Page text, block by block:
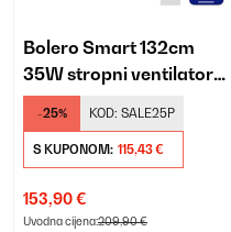
Bolero Smart 132cm
35W stropni ventilator
sa svjetlom bijela
-25% KOD: SALE25P
S KUPONOM: 115,43 €
153,90 €
Uvodna cijena:209,90 €